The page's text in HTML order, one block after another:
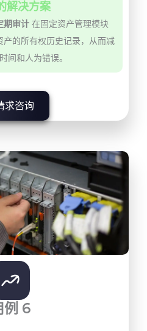
解决方案
期审计 在固定资产管理模块
的所有权历史记录，从而减
间和人为错误。
求咨询
例 6